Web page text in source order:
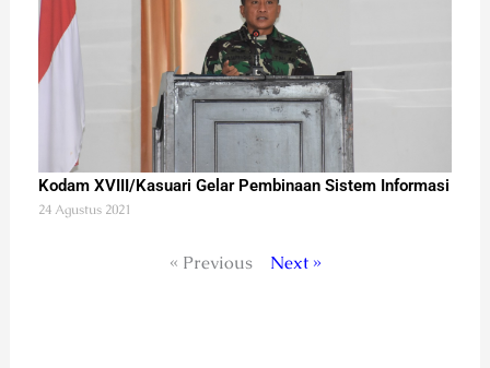
Kodam XVIII/Kasuari Gelar Pembinaan Sistem Informasi
24 Agustus 2021
« Previous Next »